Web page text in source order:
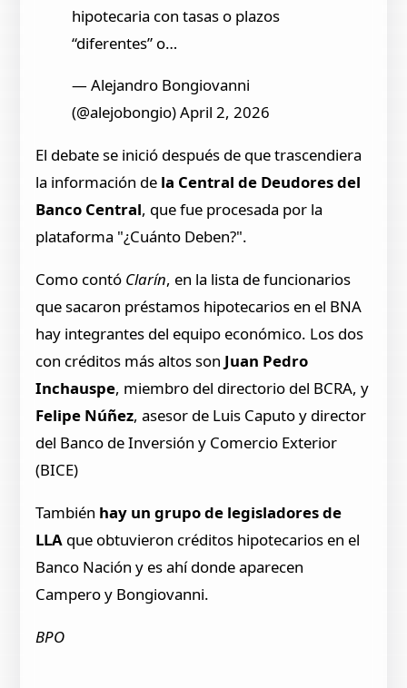
hipotecaria con tasas o plazos
“diferentes” o…
— Alejandro Bongiovanni
(@alejobongio) April 2, 2026
El debate se inició después de que trascendiera
la información de la Central de Deudores del
Banco Central, que fue procesada por la
plataforma "¿Cuánto Deben?".
Como contó Clarín, en la lista de funcionarios
que sacaron préstamos hipotecarios en el BNA
hay integrantes del equipo económico. Los dos
con créditos más altos son Juan Pedro
Inchauspe, miembro del directorio del BCRA, y
Felipe Núñez, asesor de Luis Caputo y director
del Banco de Inversión y Comercio Exterior
(BICE)
También hay un grupo de legisladores de
LLA que obtuvieron créditos hipotecarios en el
Banco Nación y es ahí donde aparecen
Campero y Bongiovanni.
BPO